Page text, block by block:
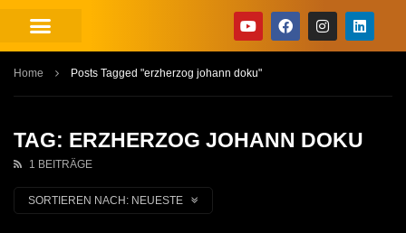
Home Posts Tagged "erzherzog johann doku"
TAG: ERZHERZOG JOHANN DOKU
1 BEITRÄGE
SORTIEREN NACH: NEUESTE